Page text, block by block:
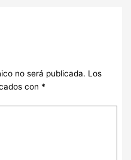
no será publicada. Los
con *